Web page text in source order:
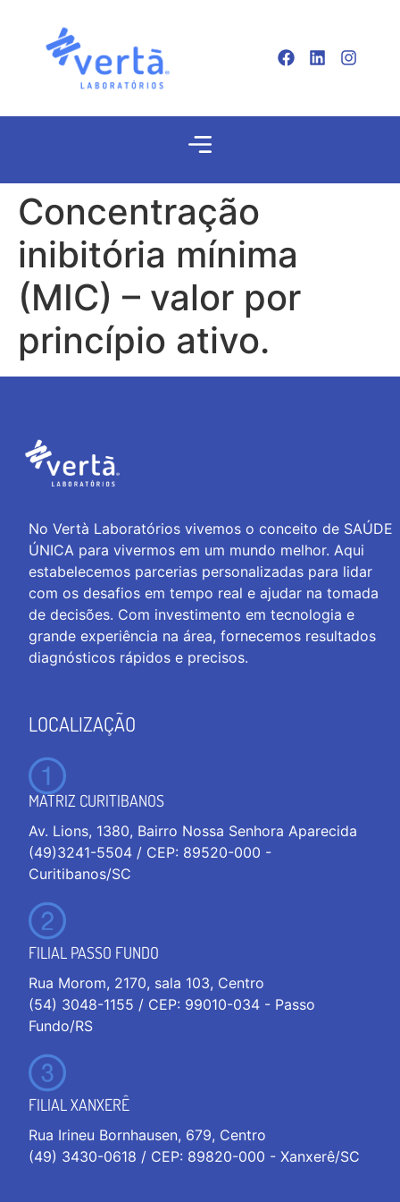
Concentração
inibitória mínima
(MIC) – valor por
princípio ativo.
No Vertà Laboratórios vivemos o conceito de SAÚDE
ÚNICA para vivermos em um mundo melhor. Aqui
estabelecemos parcerias personalizadas para lidar
com os desafios em tempo real e ajudar na tomada
de decisões. Com investimento em tecnologia e
grande experiência na área, fornecemos resultados
diagnósticos rápidos e precisos.
LOCALIZAÇÃO
MATRIZ CURITIBANOS
Av. Lions, 1380, Bairro Nossa Senhora Aparecida
(49)3241-5504 / CEP: 89520-000 -
Curitibanos/SC
FILIAL PASSO FUNDO
Rua Morom, 2170, sala 103, Centro
(54) 3048-1155 / CEP: 99010-034 - Passo
Fundo/RS
FILIAL XANXERÊ
Rua Irineu Bornhausen, 679, Centro
(49) 3430-0618 / CEP: 89820-000 - Xanxerê/SC